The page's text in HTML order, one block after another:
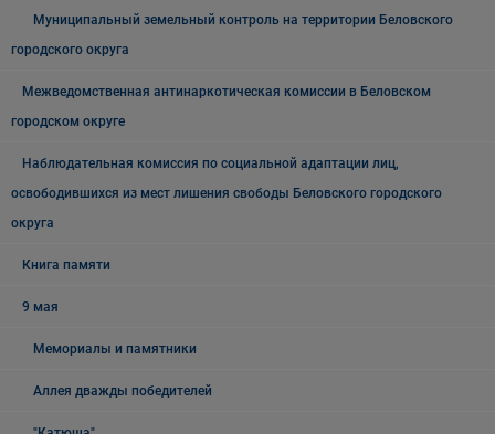
Муниципальный земельный контроль на территории Беловского
городского округа
Межведомственная антинаркотическая комиссии в Беловском
городском округе
Наблюдательная комиссия по социальной адаптации лиц,
освободившихся из мест лишения свободы Беловского городского
округа
Книга памяти
9 мая
Мемориалы и памятники
Аллея дважды победителей